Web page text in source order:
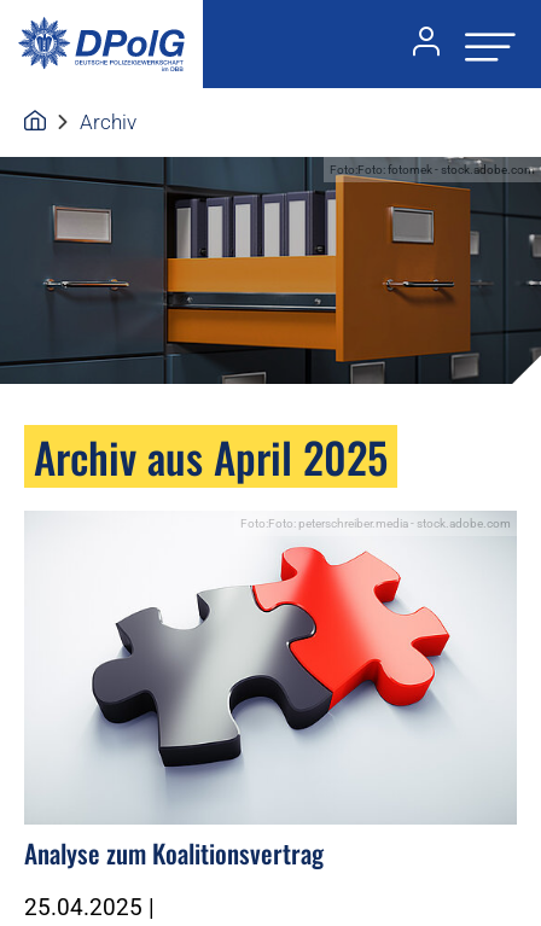
Archiv
Foto:Foto: fotomek - stock.adobe.com
Archiv aus April 2025
Foto:Foto: peterschreiber.media - stock.adobe.com
Analyse zum Koalitionsvertrag
25.04.2025 |